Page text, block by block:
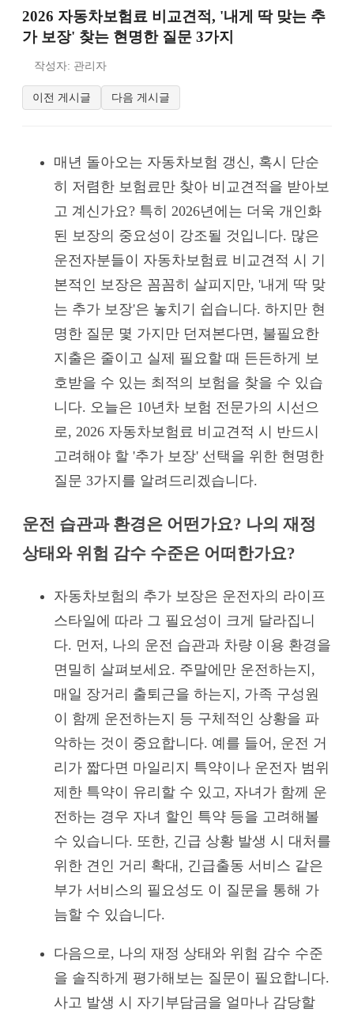
2026 자동차보험료 비교견적, '내게 딱 맞는 추
가 보장' 찾는 현명한 질문 3가지
작성자: 관리자
이전 게시글 다음 게시글
매년 돌아오는 자동차보험 갱신, 혹시 단순
히 저렴한 보험료만 찾아 비교견적을 받아보
고 계신가요? 특히 2026년에는 더욱 개인화
된 보장의 중요성이 강조될 것입니다. 많은
운전자분들이 자동차보험료 비교견적 시 기
본적인 보장은 꼼꼼히 살피지만, '내게 딱 맞
는 추가 보장'은 놓치기 쉽습니다. 하지만 현
명한 질문 몇 가지만 던져본다면, 불필요한
지출은 줄이고 실제 필요할 때 든든하게 보
호받을 수 있는 최적의 보험을 찾을 수 있습
니다. 오늘은 10년차 보험 전문가의 시선으
로, 2026 자동차보험료 비교견적 시 반드시
고려해야 할 '추가 보장' 선택을 위한 현명한
질문 3가지를 알려드리겠습니다.
운전 습관과 환경은 어떤가요? 나의 재정
상태와 위험 감수 수준은 어떠한가요?
자동차보험의 추가 보장은 운전자의 라이프
스타일에 따라 그 필요성이 크게 달라집니
다. 먼저, 나의 운전 습관과 차량 이용 환경을
면밀히 살펴보세요. 주말에만 운전하는지,
매일 장거리 출퇴근을 하는지, 가족 구성원
이 함께 운전하는지 등 구체적인 상황을 파
악하는 것이 중요합니다. 예를 들어, 운전 거
리가 짧다면 마일리지 특약이나 운전자 범위
제한 특약이 유리할 수 있고, 자녀가 함께 운
전하는 경우 자녀 할인 특약 등을 고려해볼
수 있습니다. 또한, 긴급 상황 발생 시 대처를
위한 견인 거리 확대, 긴급출동 서비스 같은
부가 서비스의 필요성도 이 질문을 통해 가
늠할 수 있습니다.
다음으로, 나의 재정 상태와 위험 감수 수준
을 솔직하게 평가해보는 질문이 필요합니다.
사고 발생 시 자기부담금을 얼마나 감당할